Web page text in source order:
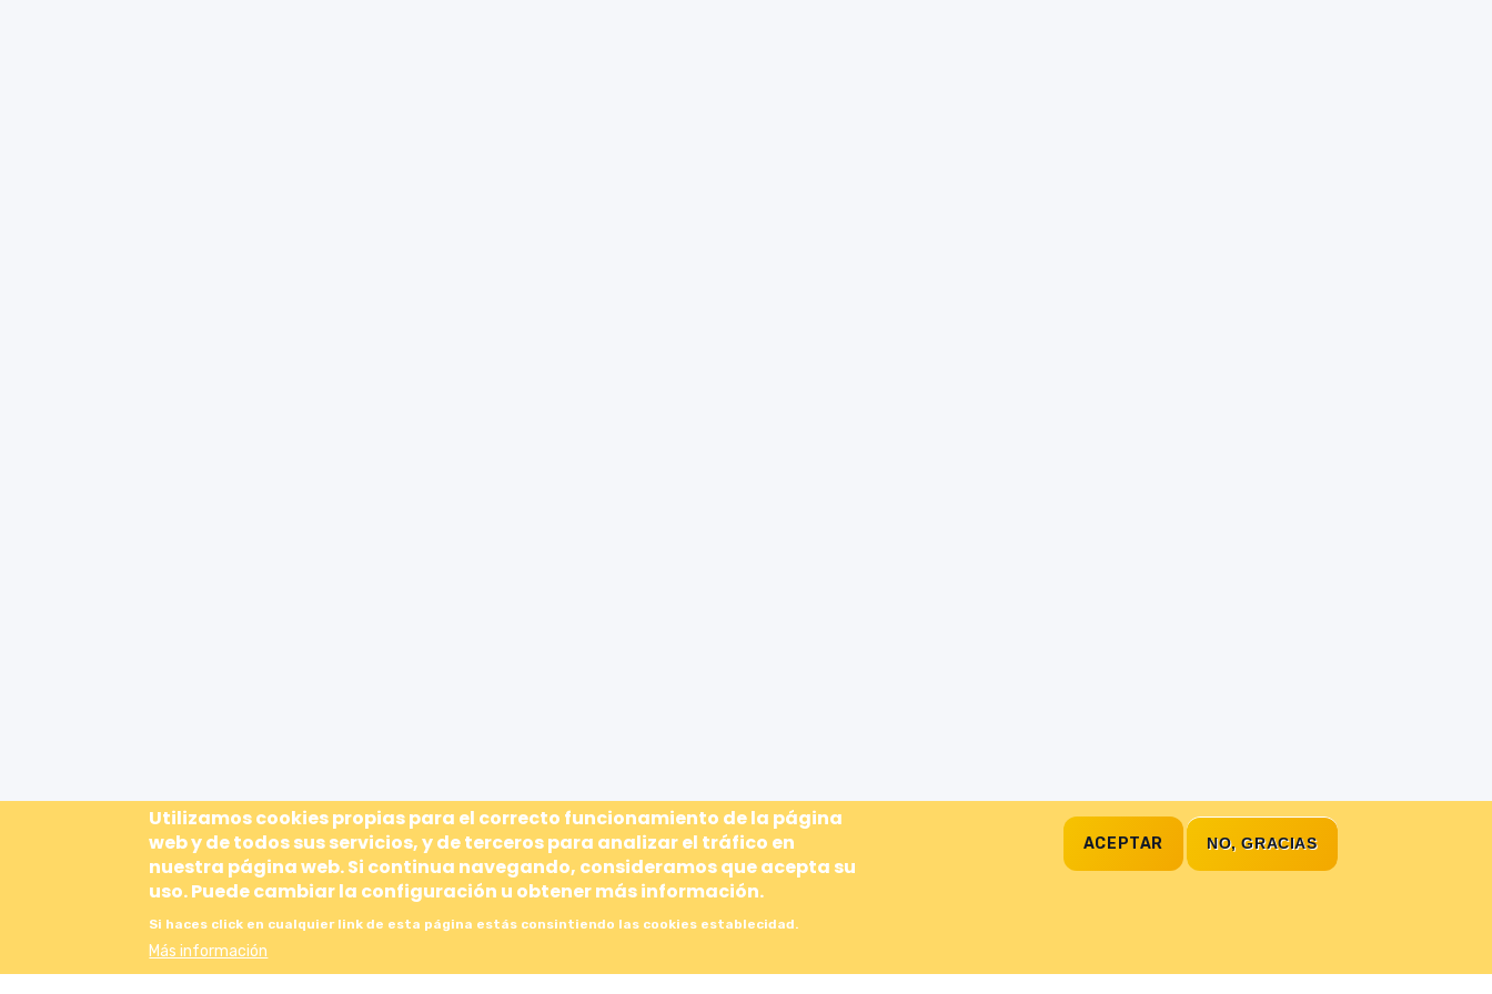
Utilizamos cookies propias para el correcto funcionamiento de la página
web y de todos sus servicios, y de terceros para analizar el tráfico en
nuestra página web. Si continua navegando, consideramos que acepta su
uso. Puede cambiar la configuración u obtener más información.
Si haces click en cualquier link de esta página estás consintiendo las cookies establecidad.
Más información
ACEPTAR NO, GRACIAS